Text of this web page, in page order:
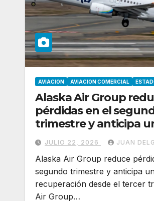
AVIACION AVIACION COMERCIAL
Alaska Air Group
pérdidas en el
trimestre y anticipa
recuperación desde el
trimestre
JULIO 22, 2026 JUAN
Alaska Air Group reduce
segundo trimestre y anticipa
recuperación desde el tercer
Air Group…